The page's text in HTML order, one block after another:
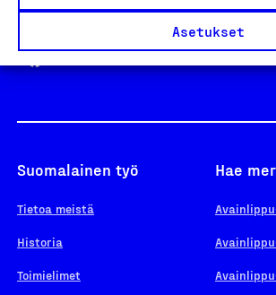
Asetukset
Yhteiskunnallinen Yritys -merkki
Suomalainen työ
Tietoa meistä
Historia
Toimielimet
Hae